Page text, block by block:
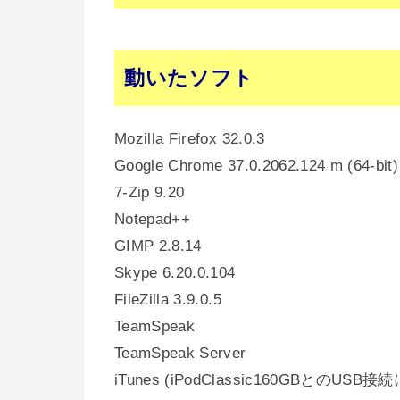
動いたソフト
Mozilla Firefox 32.0.3
Google Chrome 37.0.2062.124 m (64-bit)
7-Zip 9.20
Notepad++
GIMP 2.8.14
Skype 6.20.0.104
FileZilla 3.9.0.5
TeamSpeak
TeamSpeak Server
iTunes (iPodClassic160GBとのUSB接続